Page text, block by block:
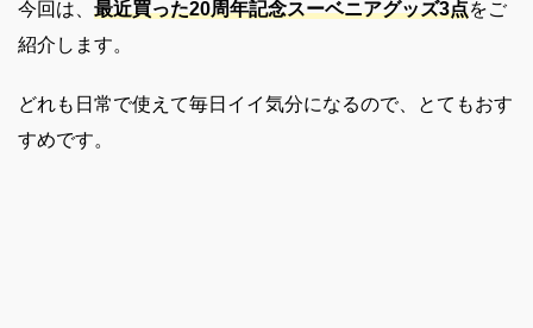
今回は、 最近買った20周年記念スーベニアグッズ3点をご
紹介します。
どれも日常で使えて毎日イイ気分になるので、とてもおす
すめです。